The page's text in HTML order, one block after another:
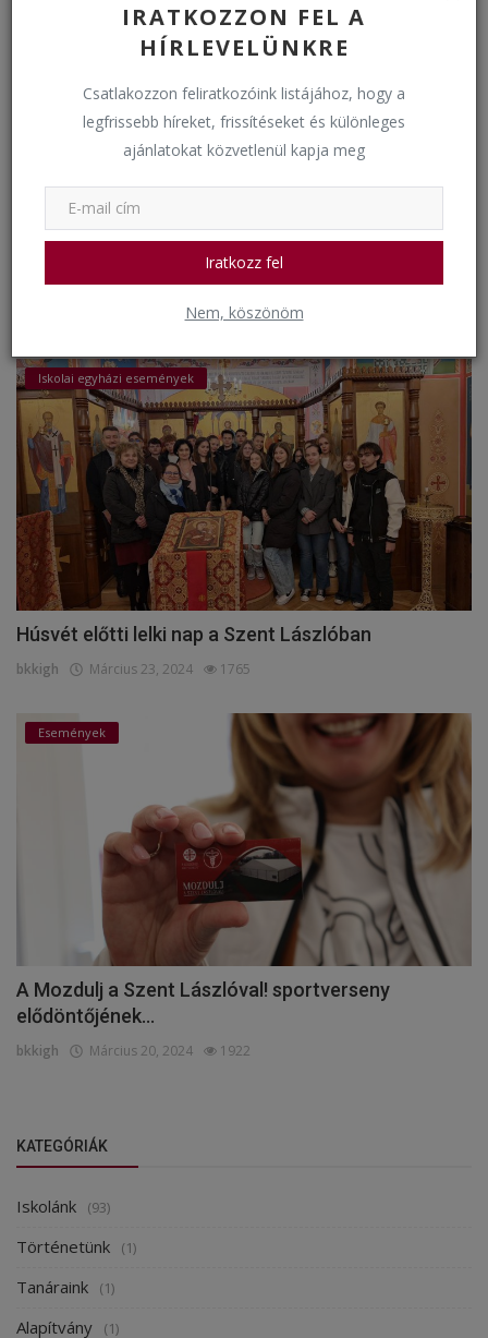
IRATKOZZON FEL A
HÍRLEVELÜNKRE
Csatlakozzon feliratkozóink listájához, hogy a
legfrissebb híreket, frissítéseket és különleges
ajánlatokat közvetlenül kapja meg
Iratkozz fel
Nem, köszönöm
Virágvasárnapi keresztútjáráson
Március 24, 2024 1492
Iskolai egyházi események
Húsvét előtti lelki nap a Szent Lászlóban
bkkigh Március 23, 2024 1765
Események
A Mozdulj a Szent Lászlóval! sportverseny
elődöntőjének...
bkkigh Március 20, 2024 1922
KATEGÓRIÁK
Iskolánk (93)
Történetünk (1)
Tanáraink (1)
Alapítvány (1)